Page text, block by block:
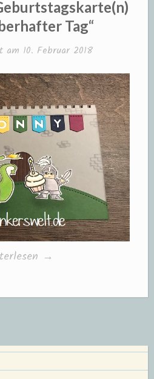
Tag“
am 10. Februar 2018
→